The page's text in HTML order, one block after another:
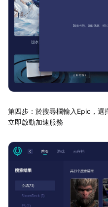
第四步：於搜尋欄輸入Epic，選
立即啟動加速服務